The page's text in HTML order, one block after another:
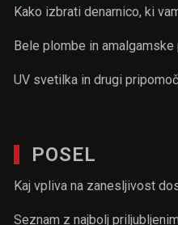
Kako izbrati denarnico, ki
Bele plombe in
UV svetilka in drugi
POSEL
Kaj vpliva na zanesljivost
Seznam z najbolj